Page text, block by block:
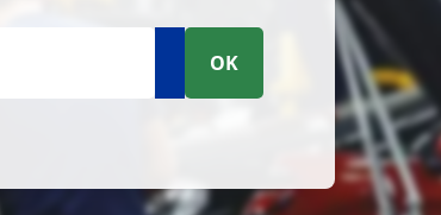
OK